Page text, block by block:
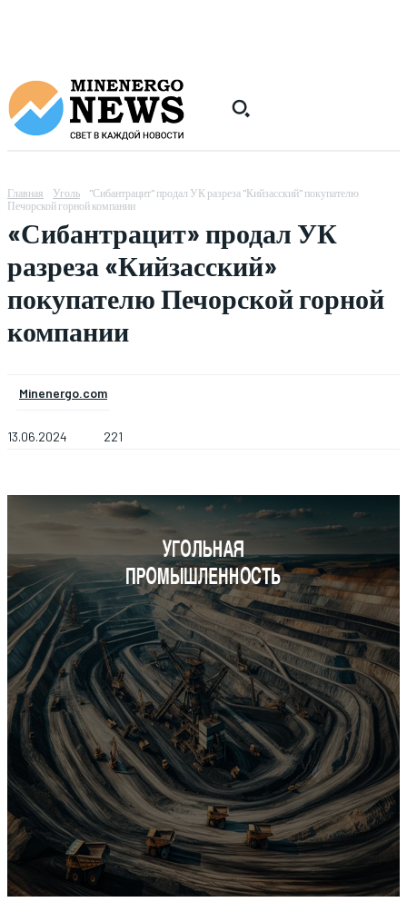
Главная Уголь
"Сибантрацит" продал УК разреза "Кийзасский" покупателю
Печорской горной компании
«Сибантрацит» продал УК
разреза «Кийзасский»
покупателю Печорской горной
компании
Minenergo.com
13.06.2024 221